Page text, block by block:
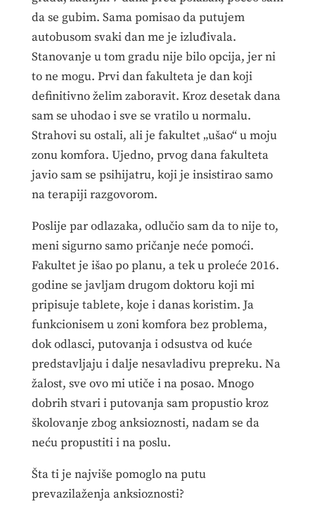
da se gubim. Sama pomisao da putujem
autobusom svaki dan me je izluđivala.
Stanovanje u tom gradu nije bilo opcija, jer ni
to ne mogu. Prvi dan fakulteta je dan koji
definitivno želim zaboravit. Kroz desetak dana
sam se uhodao i sve se vratilo u normalu.
Strahovi su ostali, ali je fakultet „ušao“ u moju
zonu komfora. Ujedno, prvog dana fakulteta
javio sam se psihijatru, koji je insistirao samo
na terapiji razgovorom.
Poslije par odlazaka, odlučio sam da to nije to,
meni sigurno samo pričanje neće pomoći.
Fakultet je išao po planu, a tek u proleće 2016.
godine se javljam drugom doktoru koji mi
pripisuje tablete, koje i danas koristim. Ja
funkcionisem u zoni komfora bez problema,
dok odlasci, putovanja i odsustva od kuće
predstavljaju i dalje nesavladivu prepreku. Na
žalost, sve ovo mi utiče i na posao. Mnogo
dobrih stvari i putovanja sam propustio kroz
školovanje zbog anksioznosti, nadam se da
neću propustiti i na poslu.
Šta ti je najviše pomoglo na putu
prevazilaženja anksioznosti?